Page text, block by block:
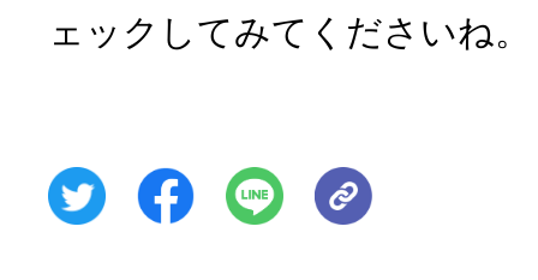
ェックしてみてくださいね。